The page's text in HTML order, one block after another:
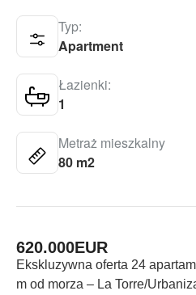
Typ:
Apartment
Łazienki:
1
Metraż mieszkalny
80 m2
620.000EUR
Ekskluzywna oferta 24
m od morza – La Torre/